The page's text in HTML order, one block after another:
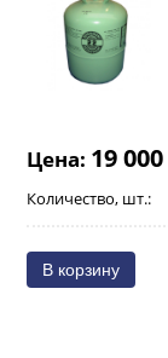
Цена: 19 000
Количество, шт.: